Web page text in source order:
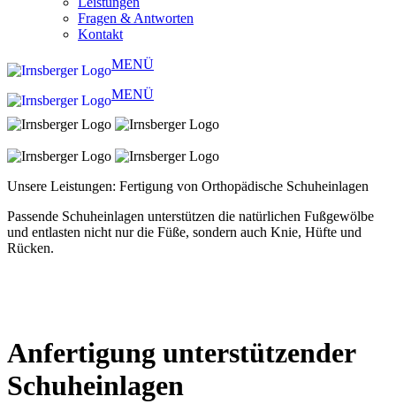
Fragen & Antworten
Kontakt
MENÜ
MENÜ
Unsere Leistungen: Fertigung von Orthopädische Schuheinlagen
Passende Schuheinlagen unterstützen die natürlichen Fußgewölbe
und entlasten nicht nur die Füße, sondern auch Knie, Hüfte und
Rücken.
Anfertigung unterstützender
Schuheinlagen